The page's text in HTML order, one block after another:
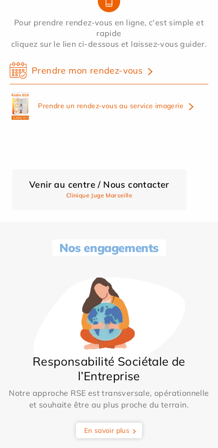
Pour prendre rendez-vous en ligne, c'est simple et
rapide
cliquez sur le lien ci-dessous et laissez-vous guider.
Prendre mon rendez-vous
Prendre un rendez-vous au service imagerie
Venir au centre / Nous contacter
Clinique Juge Marseille
Nos engagements
Responsabilité Sociétale de
l’Entreprise
Notre approche RSE est transversale, opérationnelle
et souhaite être au plus proche du terrain.
En savoir plus